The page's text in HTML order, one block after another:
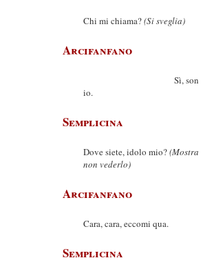
Chi mi chiama?(Si sveglia)
Arcifanfano
Sì, son
io.
Semplicina
Dove siete, idolo mio?(Mostra
non vederlo)
Arcifanfano
Cara, cara, eccomi qua.
Semplicina